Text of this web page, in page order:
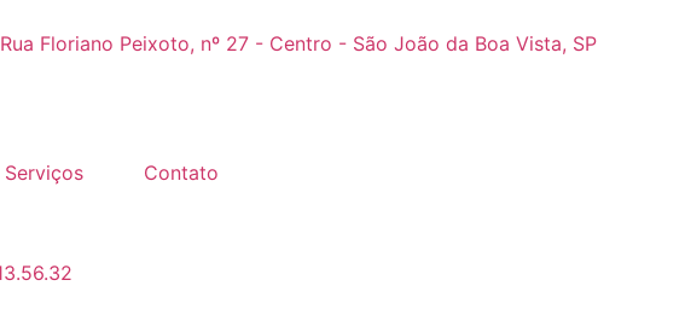
Rua Floriano Peixoto, nº 27 - Centro - São João da Boa Vista, SP
Serviços Contato